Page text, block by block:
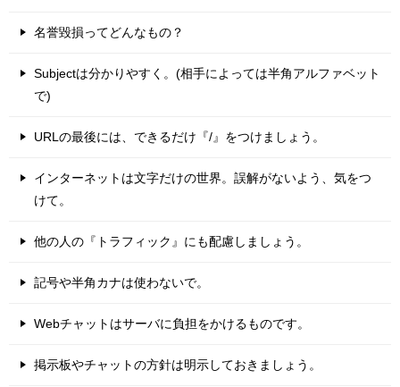
名誉毀損ってどんなもの？
Subjectは分かりやすく。(相手によっては半角アルファベット
で)
URLの最後には、できるだけ『/』をつけましょう。
インターネットは文字だけの世界。誤解がないよう、気をつ
けて。
他の人の『トラフィック』にも配慮しましょう。
記号や半角カナは使わないで。
Webチャットはサーバに負担をかけるものです。
掲示板やチャットの方針は明示しておきましょう。